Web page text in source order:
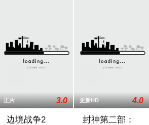
正片 3.0
边境战争2
更新HD 4.0
封神第二部：